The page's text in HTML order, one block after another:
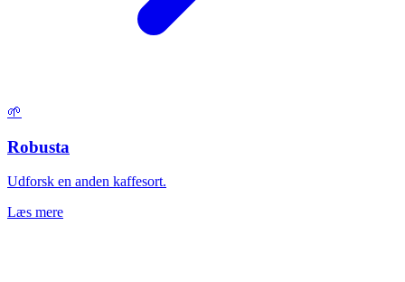
🌱
Robusta
Udforsk en anden kaffesort.
Læs mere